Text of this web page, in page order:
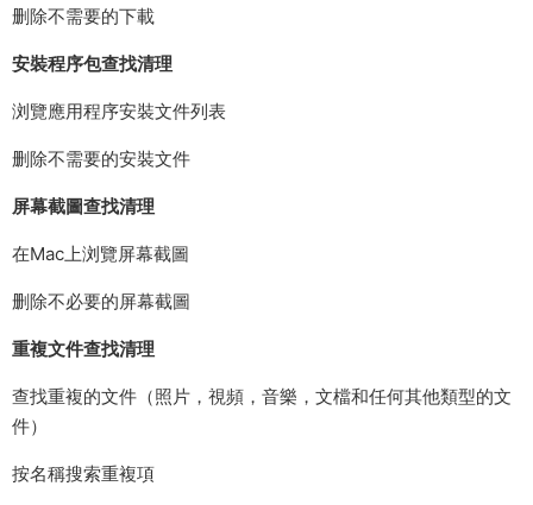
删除不需要的下載
安裝程序包查找清理
浏覽應用程序安裝文件列表
删除不需要的安裝文件
屏幕截圖查找清理
在Mac上浏覽屏幕截圖
删除不必要的屏幕截圖
重複文件查找清理
查找重複的文件（照片，視頻，音樂，文檔和任何其他類型的文
件）
按名稱搜索重複項